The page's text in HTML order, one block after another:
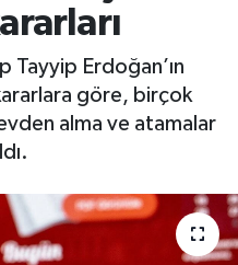
Tayyip Erdoğan’ın
göre, birçok
alma ve atamalar